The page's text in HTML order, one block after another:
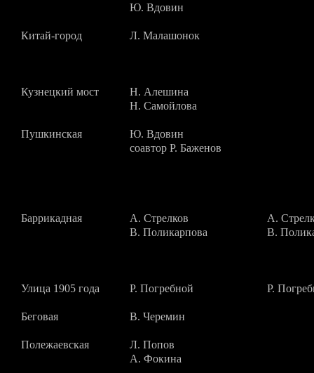
Ю. Вдовин
Китай-город Л. Малашонок
Кузнецкий мост
Н. Алешина
Н. Самойлова
Пушкинская
Ю. Вдовин
cоавтор Р. Баженов
Баррикадная
А. Стрелков
В. Поликарпова
А.
В.
Улица 1905 года Р. Погребной Р.
Беговая В. Черемин
Полежаевская
Л. Попов
А. Фокина